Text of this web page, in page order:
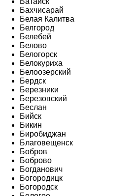
Бахчисарай
Белая Калитва
Белгород
Белебей
Белово
Белогорск
Белокуриха
Белоозерский
Бердск
Березники
Березовский
Беслан
Бийск
Бикин
Биробиджан
Благовещенск
Бобров
Боброво
Богданович
Богородицк
Богородск